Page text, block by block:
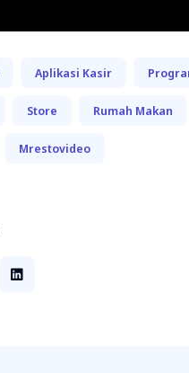
Aplikasi Kasir
Store Rumah Makan
Mrestovideo